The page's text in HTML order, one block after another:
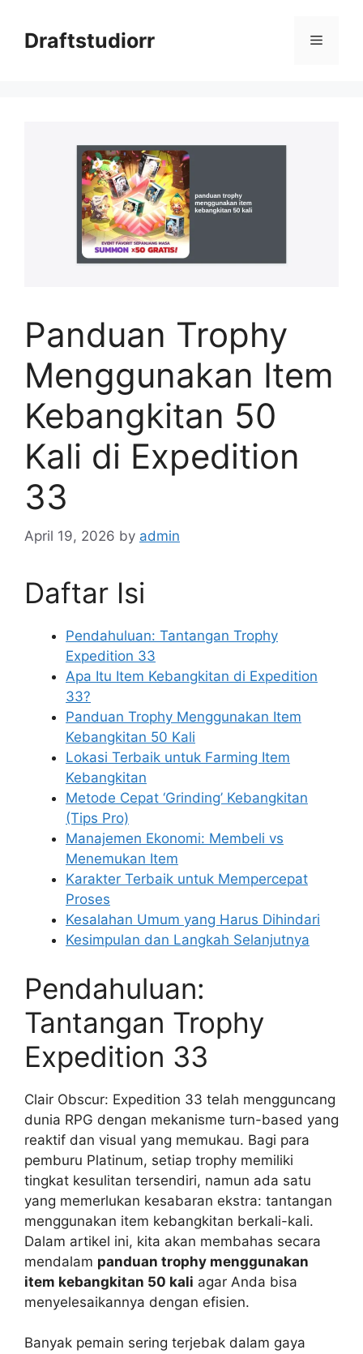
contentDraftstudiorr Menu
Panduan Trophy
Menggunakan Item
Kebangkitan 50
Kali di Expedition
33
April 19, 2026 by admin
Daftar Isi
Pendahuluan: Tantangan Trophy
Expedition 33
Apa Itu Item Kebangkitan di Expedition
33?
Panduan Trophy Menggunakan Item
Kebangkitan 50 Kali
Lokasi Terbaik untuk Farming Item
Kebangkitan
Metode Cepat ‘Grinding’ Kebangkitan
(Tips Pro)
Manajemen Ekonomi: Membeli vs
Menemukan Item
Karakter Terbaik untuk Mempercepat
Proses
Kesalahan Umum yang Harus Dihindari
Kesimpulan dan Langkah Selanjutnya
Pendahuluan:
Tantangan Trophy
Expedition 33
Clair Obscur: Expedition 33 telah mengguncang
dunia RPG dengan mekanisme turn-based yang
reaktif dan visual yang memukau. Bagi para
pemburu Platinum, setiap trophy memiliki
tingkat kesulitan tersendiri, namun ada satu
yang memerlukan kesabaran ekstra: tantangan
menggunakan item kebangkitan berkali-kali.
Dalam artikel ini, kita akan membahas secara
mendalam panduan trophy menggunakan
item kebangkitan 50 kali agar Anda bisa
menyelesaikannya dengan efisien.
Banyak pemain sering terjebak dalam gaya